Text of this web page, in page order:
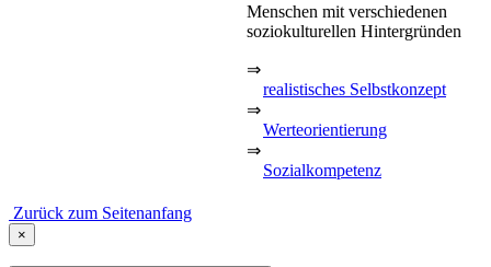
Menschen mit verschiedenen
soziokulturellen Hintergründen
⇒
realistisches Selbstkonzept
⇒
Werteorientierung
⇒
Sozialkompetenz
Zurück zum Seitenanfang
×